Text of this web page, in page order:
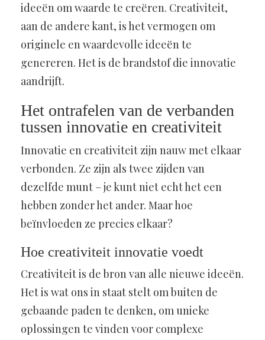
ideeën om waarde te creëren. Creativiteit,
aan de andere kant, is het vermogen om
originele en waardevolle ideeën te
genereren. Het is de brandstof die innovatie
aandrijft.
Het ontrafelen van de verbanden
tussen innovatie en creativiteit
Innovatie en creativiteit zijn nauw met elkaar
verbonden. Ze zijn als twee zijden van
dezelfde munt – je kunt niet echt het een
hebben zonder het ander. Maar hoe
beïnvloeden ze precies elkaar?
Hoe creativiteit innovatie voedt
Creativiteit is de bron van alle nieuwe ideeën.
Het is wat ons in staat stelt om buiten de
gebaande paden te denken, om unieke
oplossingen te vinden voor complexe